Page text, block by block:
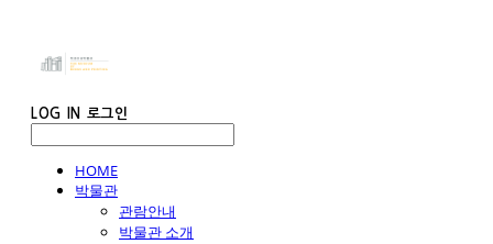
LOG IN 로그인
HOME
박물관
관람안내
박물관 소개